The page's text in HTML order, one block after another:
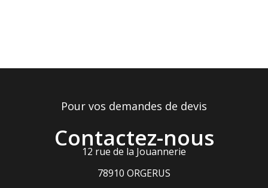
Pour vos demandes de devis
Contactez-nous
12 rue de la Jouannerie
78910 ORGERUS